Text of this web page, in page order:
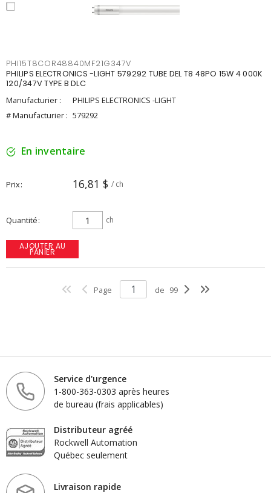
PHI15T8COR48840MF21G347V
PHILIPS ELECTRONICS -LIGHT 579292 TUBE DEL T8 48PO 15W 4 000K
120/347V TYPE B DLC
Manufacturier :
PHILIPS ELECTRONICS -LIGHT
# Manufacturier : 579292
En inventaire
Prix 16,81 $ / ch
Quantité ch
AJOUTER AU
PANIER
Page de 99
Service d'urgence
1-800-363-0303 après heures
de bureau (frais applicables)
Distributeur agréé
Rockwell Automation
Québec seulement
Livraison rapide